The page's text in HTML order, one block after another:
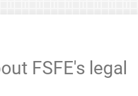
FSFE's legal